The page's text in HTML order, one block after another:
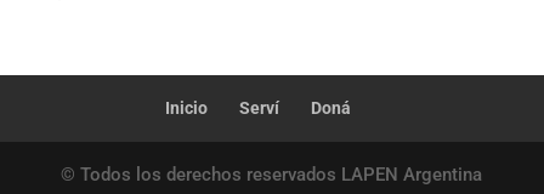
Inicio Serví Doná
© Todos los derechos reservados LAPEN Argentina